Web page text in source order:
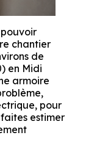
chantier
de
en Midi
armoire
pour
estimer